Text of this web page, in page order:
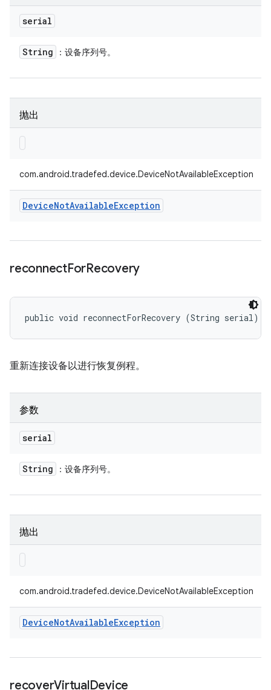
serial
String ：设备序列号。
抛出
com.android.tradefed.device.DeviceNotAvailableException
DeviceNotAvailableException
reconnectForRecovery
public void reconnectForRecovery (String serial)
重新连接设备以进行恢复例程。
参数
serial
String ：设备序列号。
抛出
com.android.tradefed.device.DeviceNotAvailableException
DeviceNotAvailableException
recoverVirtualDevice